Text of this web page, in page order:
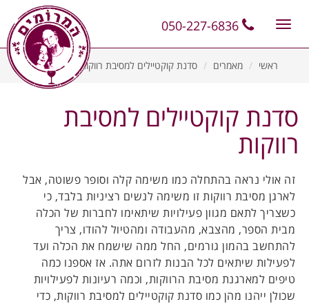
Toggle
ראשי מאמרים סדנת קוקטיילים למסיבת רווקות
סדנת קוקטיילים למסיבת
רווקות
זה אולי נראה בהתחלה כמו משימה קלה וסופר פשוטה, אבל
לארגן מסיבת רווקות זו משימה לנשים רציניות בלבד, כי
כשצריך לתאם מגוון פעילויות שיתאימו לחברות של הכלה
מבית הספר, מהצבא, מהעבודה ומהטיול להודו, צריך
להתחשב בהמון גורמים, החל ממה שישמח את הכלה ועד
לפעילות שיתאים לכל הבנות לזרום אתה. אז אספנו כמה
טיפים למארגנת מסיבת הרווקות, וכמה רעיונות לפעילויות
שכולן ייהנו מהן כמו סדנת קוקטיילים למסיבת רווקות, כדי